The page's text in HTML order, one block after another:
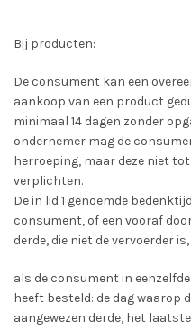
Bij producten:
De consument kan een
aankoop van een product
minimaal 14 dagen zonder
ondernemer mag de
herroeping, maar deze niet
verplichten.
De in lid 1 genoemde
consument, of een vooraf
derde, die niet de vervoerder
als de consument in
heeft besteld: de dag waarop
aangewezen derde, het